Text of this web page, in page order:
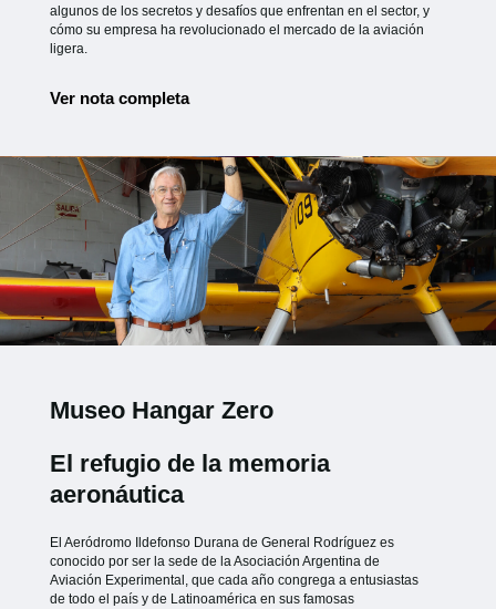
algunos de los secretos y desafíos que enfrentan en el sector, y
cómo su empresa ha revolucionado el mercado de la aviación
ligera.
Ver nota completa
Museo Hangar Zero
El refugio de la memoria
aeronáutica
El Aeródromo Ildefonso Durana de General Rodríguez es
conocido por ser la sede de la Asociación Argentina de
Aviación Experimental, que cada año congrega a entusiastas
de todo el país y de Latinoamérica en sus famosas